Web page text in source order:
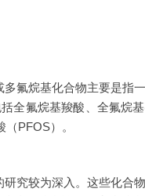
氟烷基化合物主要是指
全氟烷基羧酸、全氟烷
PFOS）。
究较为深入。这些化合